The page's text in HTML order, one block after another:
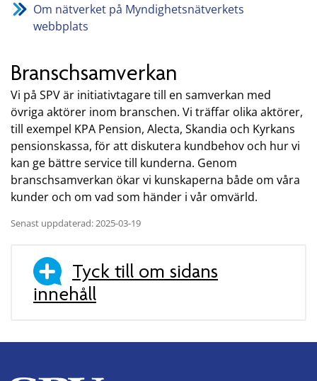
Om nätverket på Myndighetsnätverkets
webbplats
Branschsamverkan
Vi på SPV är initiativtagare till en samverkan med
övriga aktörer inom branschen. Vi träffar olika aktörer,
till exempel KPA Pension, Alecta, Skandia och Kyrkans
pensionskassa, för att diskutera kundbehov och hur vi
kan ge bättre service till kunderna. Genom
branschsamverkan ökar vi kunskaperna både om våra
kunder och om vad som händer i vår omvärld.
Senast uppdaterad: 2025-03-19
Tyck till om sidans
innehåll